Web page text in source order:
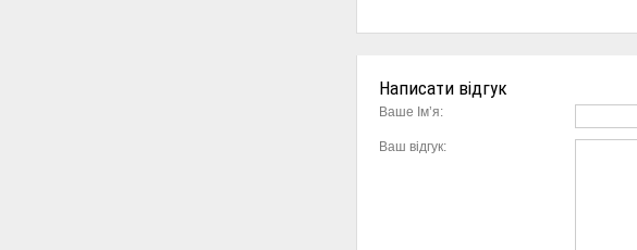
Написати відгук
Ваше Ім’я:
Ваш відгук: